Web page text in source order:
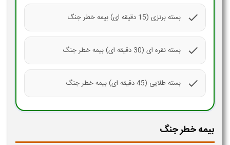
check بسته برنزی (15 دقیقه ای) بیمه خطر جنگ
check بسته نقره ای (30 دقیقه ای) بیمه خطر جنگ
check بسته طلایی (45 دقیقه ای) بیمه خطر جنگ
بیمه خطر جنگ